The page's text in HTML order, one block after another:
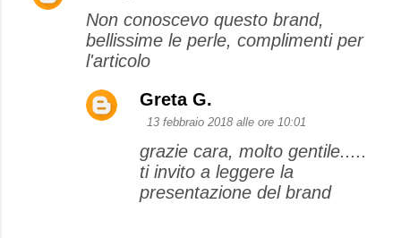
Non conoscevo questo brand,
bellissime le perle, complimenti per
l'articolo
Greta G.
13 febbraio 2018 alle ore 10:01
grazie cara, molto gentile.....
ti invito a leggere la
presentazione del brand